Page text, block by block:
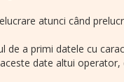
atunci când
de a primi datele cu
date altui